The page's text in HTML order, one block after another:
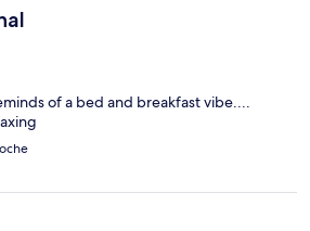
of a bed and breakfast vibe....